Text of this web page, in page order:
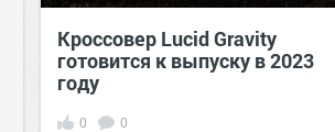
Кроссовер Lucid Gravity
готовится к выпуску в 2023
году
0 0